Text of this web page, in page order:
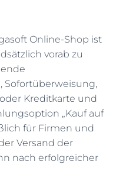
Online-Shop ist
vorab zu
Sofortüberweisung,
Kreditkarte und
„Kauf auf
für Firmen und
Versand der
nach erfolgreicher